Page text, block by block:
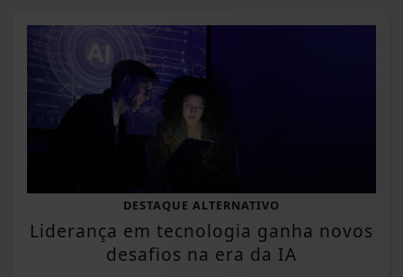
DESTAQUE ALTERNATIVO
Liderança em tecnologia ganha novos
desafios na era da IA